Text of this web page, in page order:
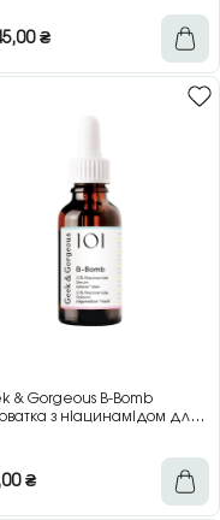
₴
& Gorgeous B-Bomb
з ніацинамідом для
₴